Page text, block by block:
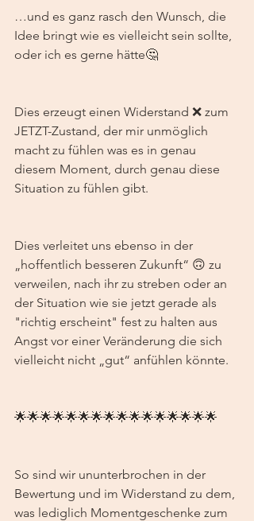
…und es ganz rasch den Wunsch, die
Idee bringt wie es vielleicht sein sollte,
oder ich es gerne hätte🤔
Dies erzeugt einen Widerstand ❌ zum
JETZT-Zustand, der mir unmöglich
macht zu fühlen was es in genau
diesem Moment, durch genau diese
Situation zu fühlen gibt.
Dies verleitet uns ebenso in der
„hoffentlich besseren Zukunft“ 🙃 zu
verweilen, nach ihr zu streben oder an
der Situation wie sie jetzt gerade als
"richtig erscheint" fest zu halten aus
Angst vor einer Veränderung die sich
vielleicht nicht „gut“ anfühlen könnte.
🌟🌟🌟🌟🌟🌟🌟🌟🌟🌟🌟🌟🌟🌟🌟🌟
So sind wir ununterbrochen in der
Bewertung und im Widerstand zu dem,
was lediglich Momentgeschenke zum